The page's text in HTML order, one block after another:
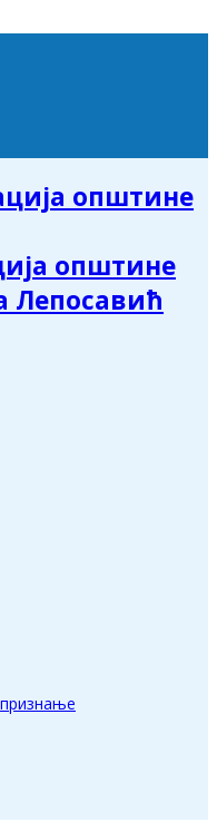
општине
Лепосавић